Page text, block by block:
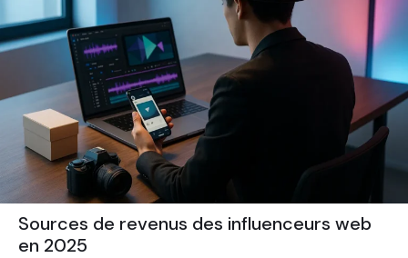
Sources de revenus des influenceurs web
en 2025